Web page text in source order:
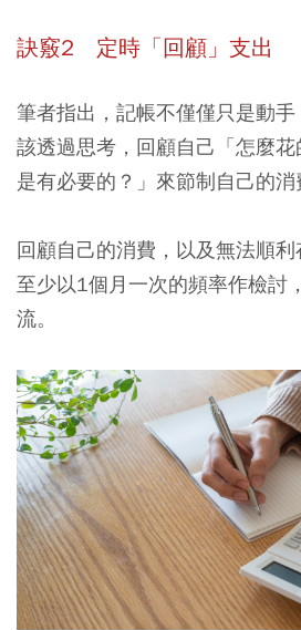
訣竅2 定時「回顧」支出
筆者指出，記帳不僅僅只是動
該透過思考，回顧自己「怎麼
是有必要的？」來節制自己的消
回顧自己的消費，以及無法順利
至少以1個月一次的頻率作檢討
流。